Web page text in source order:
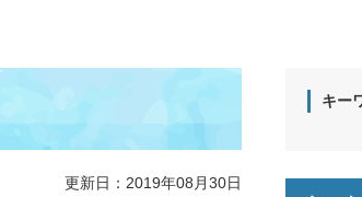
更新日：2019年08月30日
キー